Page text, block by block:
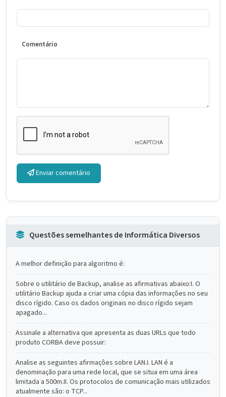
Comentário
Enviar comentário
Questões semelhantes de Informática Diversos
A melhor definição para algoritmo é:
Sobre o utilitário de Backup, analise as afirmativas abaixo:I. O
utilitário Backup ajuda a criar uma cópia das informaçôes no seu
disco rígido. Caso os dados originais no disco rígido sejam
apagado...
Assinale a alternativa que apresenta as duas URLs que todo
produto CORBA deve possuir:
Analise as seguintes afirmaçôes sobre LAN.I. LAN é a
denominação para uma rede local, que se situa em uma área
limitada a 500m.II. Os protocolos de comunicação mais utilizados
atualmente são: o TCP...